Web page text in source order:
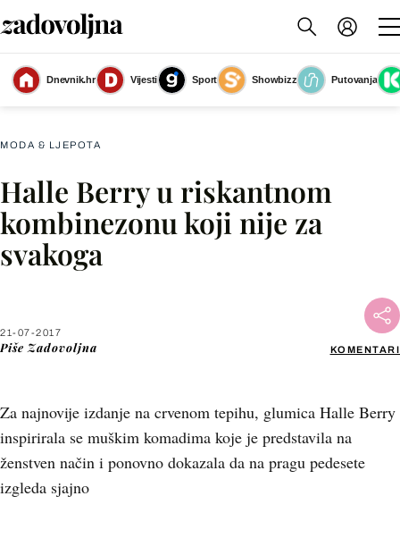
Dnevnik.hr Vijesti Sport Showbizz
Putovanja
Slika nije dostupna
MODA & LJEPOTA
Halle Berry u riskantnom
kombinezonu koji nije za
svakoga
21-07-2017
Piše Zadovoljna KOMENTARI
Za najnovije izdanje na crvenom tepihu, glumica Halle Berry
inspirirala se muškim komadima koje je predstavila na
ženstven način i ponovno dokazala da na pragu pedesete
izgleda sjajno
Facebook